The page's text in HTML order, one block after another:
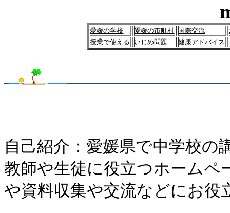
愛媛の学校 愛媛の市町村 国際交流
授業で使える
いじめ問題 健康アドバイス
自己紹介：愛媛県で中学校の
教師や生徒に役立つホームペ
や資料収集や交流などにお役